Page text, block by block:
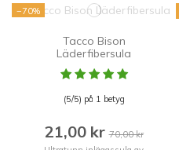
−70%
Tacco Bison
Läderfibersula
(5/5) på 1 betyg
21,00 kr70,00 kr